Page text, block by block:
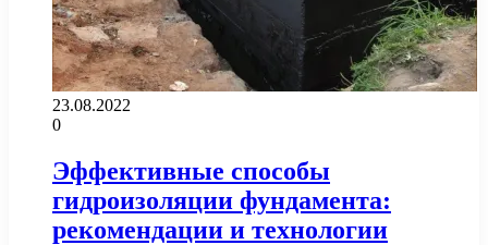
23.08.2022
0
Эффективные способы
гидроизоляции фундамента:
рекомендации и технологии